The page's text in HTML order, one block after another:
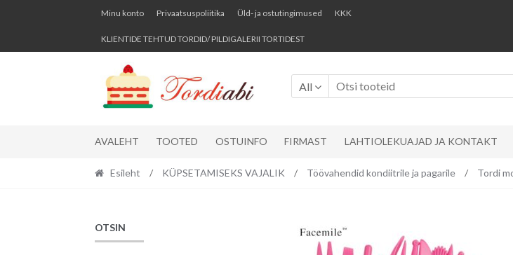
Skip
navigation
Skip
content
Minu konto Privaatsuspoliitika Üld- ja ostutingimused KKK
KLIENTIDE TEHTUD TORDID/ PILDIGALERII TORTIDEST
All
AVALEHT TOOTED OSTUINFO FIRMAST LAHTIOLEKUAJAD JA KONTAKT
Esileht / KÜPSETAMISEKS VAJALIK / Töövahendid kondiitrile ja pagarile / Tordi
OTSIN